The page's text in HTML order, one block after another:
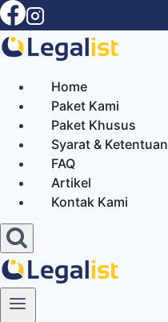
Skip
to
content
Home
Paket Kami
Paket Khusus
Syarat & Ketentuan
FAQ
Artikel
Kontak Kami